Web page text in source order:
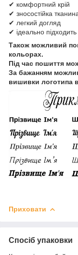
✔ комфортний крій
✔ зносостійка
✔ легкий догляд
✔ ідеально
Також можливий
кольорах.
Під час пошиття
За бажанням
вишивки логотипа
Приховати
Спосіб упаковки